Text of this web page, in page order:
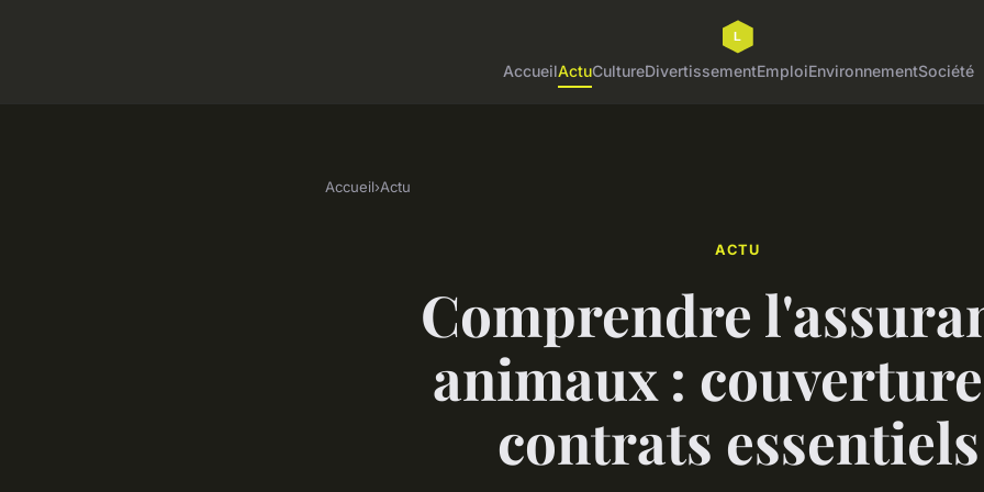
AccueilActuCultureDivertissementEmploiEnvironnementSociété
Accueil›Actu
ACTU
Comprendre
animaux :
contrats essentiels